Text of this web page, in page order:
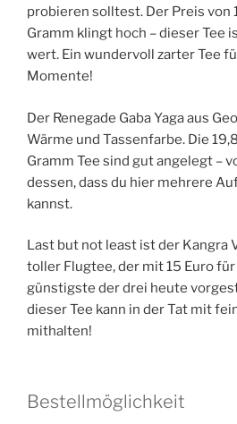
probieren solltest. Der Preis von
Gramm klingt hoch – dieser Tee
wert. Ein wundervoll zarter Tee
Momente!
Der Renegade Gaba Yaga aus
Wärme und Tassenfarbe. Die
Gramm Tee sind gut angelegt –
dessen, dass du hier mehrere
kannst.
Last but not least ist der Kangra
toller Flugtee, der mit 15 Euro
günstigste der drei heute
dieser Tee kann in der Tat mit
mithalten!
Bestellmöglichkeit